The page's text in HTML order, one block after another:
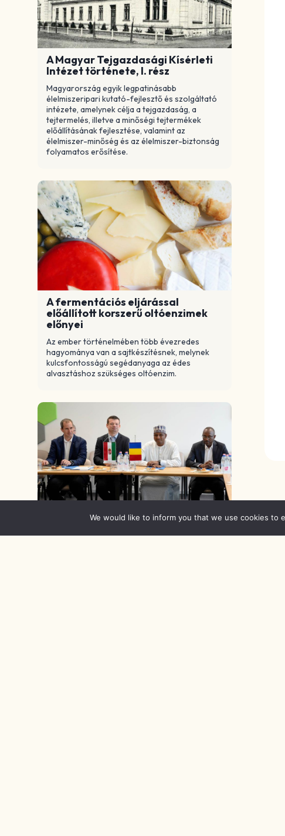
A Magyar Tejgazdasági Kísérleti
Intézet története, I. rész
Magyarország egyik legpatinásabb
élelmiszeripari kutató-fejlesztő és szolgáltató
intézete, amelynek célja a tejgazdaság, a
tejtermelés, illetve a minőségi tejtermékek
előállításának fejlesztése, valamint az
élelmiszer-minőség és az élelmiszer-biztonság
folyamatos erősítése.
A fermentációs eljárással
előállított korszerű oltóenzimek
előnyei
Az ember történelmében több évezredes
hagyománya van a sajtkészítésnek, melynek
kulcsfontosságú segédanyaga az édes
alvasztáshoz szükséges oltóenzim.
Delegáció érkezett Csádból
We would like to inform you that we use cookies to